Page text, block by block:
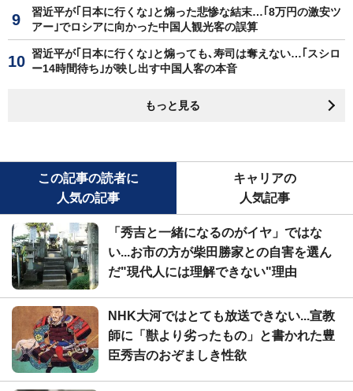
習近平が｢日本に行くな｣と煽った悲惨な結末…｢8万円の激安ツ
アー｣でロシアに向かった中国人観光客の誤算
習近平が｢日本に行くな｣と煽っても､寿司は奪えない…｢スシロ
ー14時間待ち｣が映し出す中国人客の本音
もっと見る
この記事の読者に
人気の記事
キャリアの
人気記事
「秀吉と一緒になるのがイヤ」ではな
い...お市の方が柴田勝家との自害を選ん
だ"現代人には理解できない"理由
NHK大河ではとても放送できない...宣教
師に「獣より劣ったもの」と書かれた豊
臣秀吉のおぞましき性欲